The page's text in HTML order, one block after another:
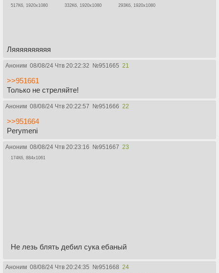
517Кб, 1920x1080 332Кб, 1920x1080 293Кб, 1920x1080
Ляяяяяяяяяя
Аноним 08/08/24 Чтв 20:22:32 №951665 21
>>951661
Только не стреляйте!
Аноним 08/08/24 Чтв 20:22:57 №951666 22
>>951664
Perymeni
Аноним 08/08/24 Чтв 20:23:16 №951667 23
174Кб, 884x1061
Не лезь блять дебил сука ебаный
Аноним 08/08/24 Чтв 20:24:35 №951668 24